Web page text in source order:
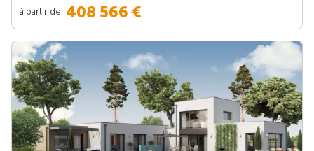
à partir de 408 566 €